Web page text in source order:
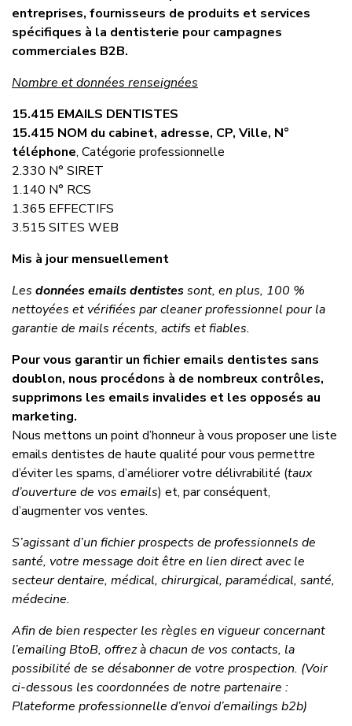
entreprises, fournisseurs de produits et services
spécifiques à la dentisterie pour campagnes
commerciales B2B.
Nombre et données renseignées
15.415 EMAILS DENTISTES
15.415 NOM du cabinet, adresse, CP, Ville, N°
téléphone, Catégorie professionnelle
2.330 N° SIRET
1.140 N° RCS
1.365 EFFECTIFS
3.515 SITES WEB
Mis à jour mensuellement
Les données emails dentistessont, en plus, 100 %
nettoyées et vérifiées par cleaner professionnel pour la
garantie de mails récents, actifs et fiables.
Pour vous garantir un fichier emails dentistes sans
doublon, nous procédons à de nombreux contrôles,
supprimons les emails invalides et les opposés au
marketing.
Nous mettons un point d’honneur à vous proposer une liste
emails dentistes de haute qualité pour vous permettre
d’éviter les spams, d’améliorer votre délivrabilité (taux
d’ouverture de vos emails) et, par conséquent,
d’augmenter vos ventes.
S’agissant d’un fichier prospects de professionnels de
santé, votre message doit être en lien direct avec le
secteur dentaire, médical, chirurgical, paramédical, santé,
médecine.
Afin de bien respecter les règles en vigueur concernant
l’emailing BtoB, offrez à chacun de vos contacts, la
possibilité de se désabonner de votre prospection. (Voir
ci-dessous les coordonnées de notre partenaire :
Plateforme professionnelle d’envoi d’emailings b2b)